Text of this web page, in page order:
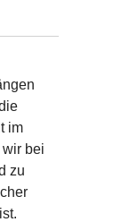
im
bei
zu